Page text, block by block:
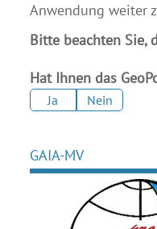
Anwendung weiter
Bitte beachten Sie,
Hat Ihnen das
Ja Nein
GAIA-MV